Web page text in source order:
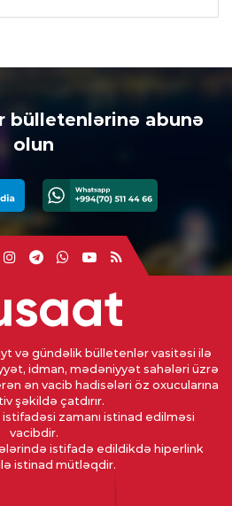
bülletenlərinə abunə
olun
və gündəlik bülletenlər vasitəsi ilə
idman, mədəniyyət sahələri üzrə
ən vacib hadisələri öz oxucularına
şəkildə çatdırır.
istifadəsi zamanı istinad edilməsi
vacibdir.
istifadə edildikdə hiperlink
istinad mütləqdir.